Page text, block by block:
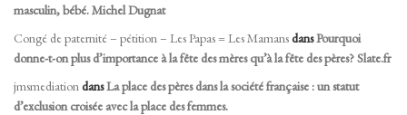
masculin, bébé. Michel Dugnat
Congé de paternité – pétition – Les Papas = Les MamansdansPourquoi
donne-t-on plus d’importance à la fête des mères qu’à la fête des pères? Slate.fr
jmsmediation dansLa place des pères dans la société française : un statut
d’exclusion croisée avec la place des femmes.